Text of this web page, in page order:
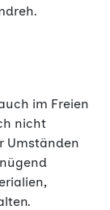
im Freien
nicht
Umständen